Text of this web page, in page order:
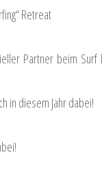
Retreat
Partner beim Surf
in diesem Jahr dabei!